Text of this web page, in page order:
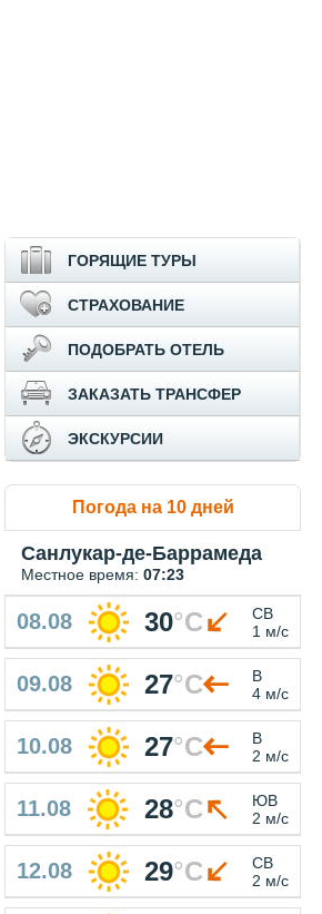
ГОРЯЩИЕ ТУРЫ
СТРАХОВАНИЕ
ПОДОБРАТЬ ОТЕЛЬ
ЗАКАЗАТЬ ТРАНСФЕР
ЭКСКУРСИИ
Погода на 10 дней
Санлукар-де-Баррамеда
Местное время: 07:23
08.08 30°C
СВ
1 м/с
09.08 27°C
В
4 м/с
10.08 27°C
В
2 м/с
11.08 28°C
ЮВ
2 м/с
12.08 29°C
СВ
2 м/с